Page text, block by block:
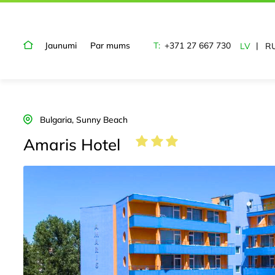
Jaunumi Par mums T: +371 27 667 730 LV
Bulgaria, Sunny Beach
Amaris Hotel